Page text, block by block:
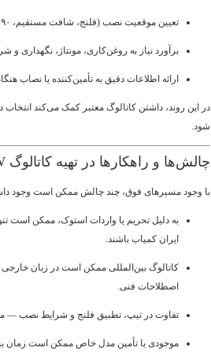
تعیین موقعیت نصب (فلنج، شافت مستقیم، ۹۰ درجه، …) بر اساس ابعاد و شرایط فیزیکی.
برآورد نیاز به روغن‌کاری، مونتاژ،
ارائه اطلاعات دقیق به تأمین‌کننده یا نصاب
در این روند، داشتن کاتالوگ معتبر کمک می‌کند
شود.
چالش‌ها و راهکارها در تهیه کاتالوگ SEW در ایران
با وجود مسیرهای فوق، چند چالش ممکن است وجود
به دلیل تحریم یا واردات استوک، ممکن است
ایران کمیاب باشند.
کاتالوگ بین‌المللی ممکن است در زبان خارجی
اصطلاحات فنی.
تفاوت در تیپ، تطبیق فلنج و شرایط نصب —
موجودی یا تأمین مدل خاص ممکن است زمان